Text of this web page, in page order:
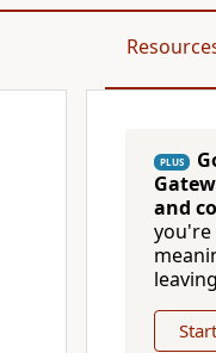
PLUS
and
you're